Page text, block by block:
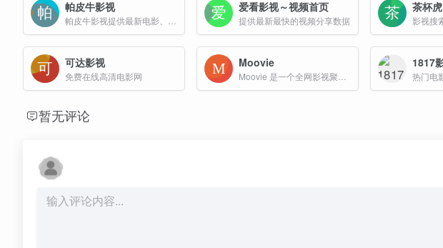
帕皮牛影视 爱看影视～视频首页
提供最新最快的视频分享数据
茶杯虎
影视搜
可达影视
免费在线高清电影网
Moovie 1817
暂无评论